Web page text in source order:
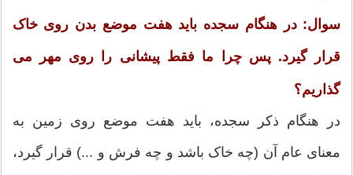
سوال: در هنگام سجده باید هفت موضع بدن روی خاک
قرار گیرد. پس چرا ما فقط پیشانی را روی مهر می
گذاریم؟
در هنگام ذکر سجده، باید هفت موضع روی زمین به
معنای عام آن (چه خاک باشد و چه فرش و ...) قرار گیرد،